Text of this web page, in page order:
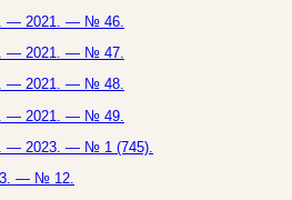
— 2021. — № 46.
— 2021. — № 47.
— 2021. — № 48.
— 2021. — № 49.
— 2023. — № 1 (745).
— № 12.